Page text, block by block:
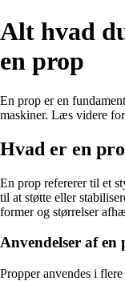
Alt hvad
en prop
En prop er en
maskiner. Læs videre
Hvad er en
En prop refererer til et
til at støtte eller
former og størrelser
Anvendelser af en
Propper anvendes i